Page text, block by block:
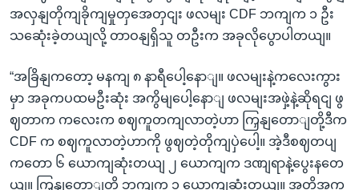
အလှနျတိုကျခိုကျမှုတှအေတှငျး ဖလမျး CDF ဘကျက ၁ ဦး
သဆေုံးခဲ့တယျလို့ တာဝနျရှိသူ တဦးက အခုလိုပွောပါတယျ။
“အခြိနျကတော့ မနကျ ၈ နာရီပေါ့နောျ။ ဖလမျးနဲ့ကလေးကွား
မှာ အခုကပထမဦးဆုံး အကွိမျပေါ့နောျ ဖလမျးအဖှဲ့နဲ့ဆိုရငျ ဖွ
ဈတာက ကလေးက စဈကူတကျလာတဲ့ဟာ ကြှနျတောျတို့ဒီက
CDF က စဈကူလာတဲ့ဟာကို ဖွဈတဲ့တိုကျပှဲပေါ့။ အဲ့ဒီစဈတပျ
ကတော ၆ ယောကျဆုံးတယျ ၂ ယောကျက ဒဏျရာနဲ့ပွေးနတေ
ယျ။ ကြှနျတောျတို့ ဘကျက ၁ ယောကျဆုံးတယျ။ အတိအက